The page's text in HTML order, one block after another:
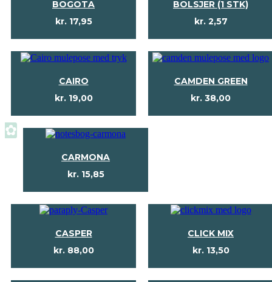
BOGOTA
kr.17,95
BOLSJER (1 STK)
kr.2,57
CAIRO
kr.19,00
CAMDEN GREEN
kr. 38,00
✿
CARMONA
kr.15,85
CASPER
kr.88,00
CLICK MIX
kr.13,50